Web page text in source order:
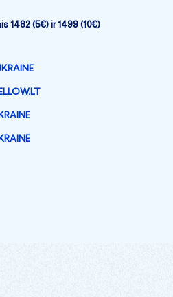
1482 (5€) ir 1499 (10€)